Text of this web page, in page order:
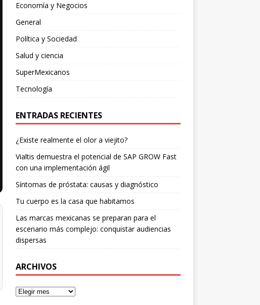
Economía y Negocios
General
Política y Sociedad
Salud y ciencia
SuperMexicanos
Tecnología
ENTRADAS RECIENTES
¿Existe realmente el olor a viejito?
Vialtis demuestra el potencial de SAP GROW Fast
con una implementación ágil
Síntomas de próstata: causas y diagnóstico
Tu cuerpo es la casa que habitamos
Las marcas mexicanas se preparan para el
escenario más complejo: conquistar audiencias
dispersas
ARCHIVOS